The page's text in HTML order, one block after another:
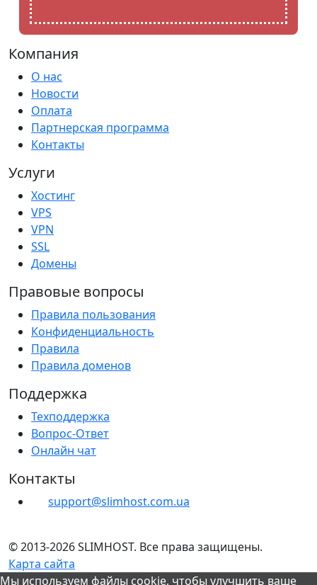
Компания
О нас
Новости
Оплата
Партнерская программа
Контакты
Услуги
Хостинг
VPS
VPN
SSL
Домены
Правовые вопросы
Правила пользования
Конфиденциальность
Правила
Правила доменов
Поддержка
Техподдержка
Вопрос-Ответ
Онлайн чат
Контакты
support@slimhost.com.ua
© 2013-2026 SLIMHOST. Все права защищены.
Карта сайта
Мы используем файлы cookie, чтобы улучшить ваше